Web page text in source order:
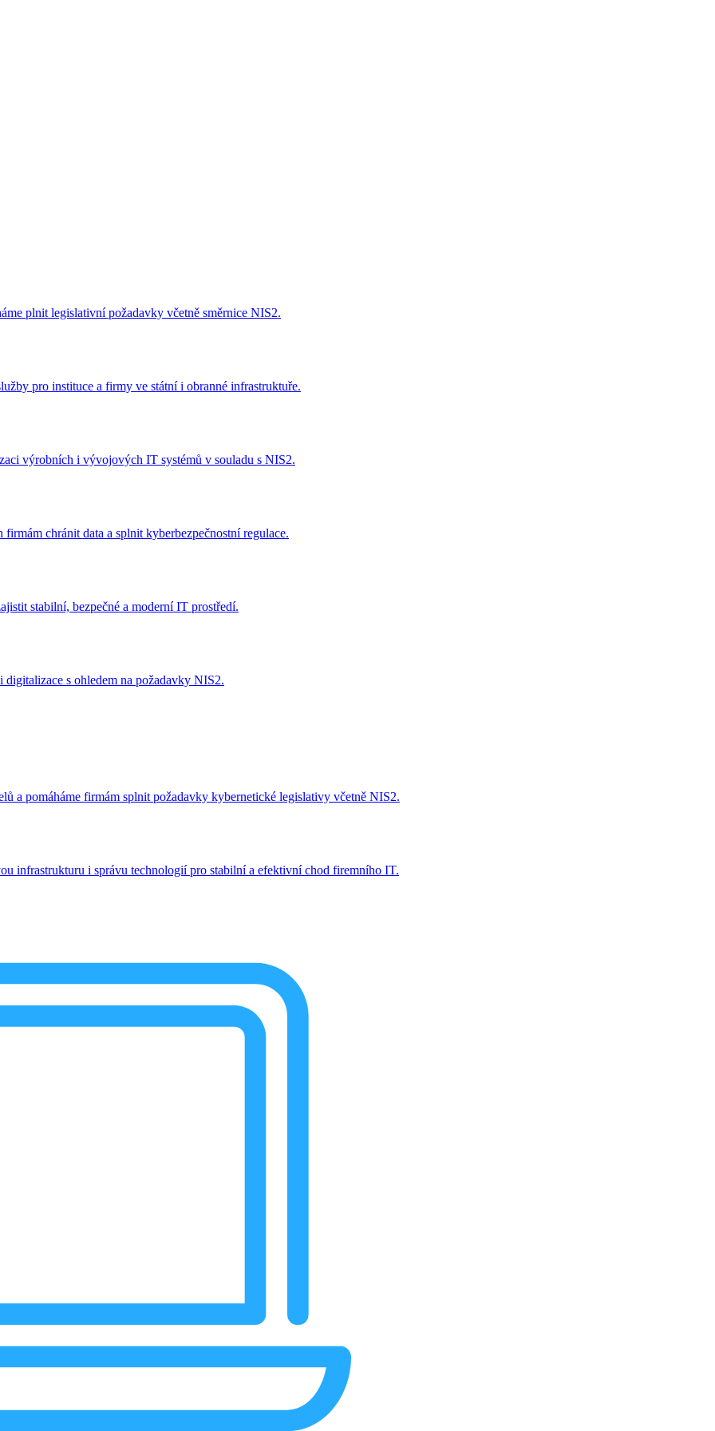
plnit legislativní požadavky včetně směrnice NIS2.
pro instituce a firmy ve státní i obranné infrastruktuře.
výrobních i vývojových IT systémů v souladu s NIS2.
chránit data a splnit kyberbezpečnostní regulace.
stabilní, bezpečné a moderní IT prostředí.
s ohledem na požadavky NIS2.
a pomáháme firmám splnit požadavky kybernetické legislativy včetně NIS2.
infrastrukturu i správu technologií pro stabilní a efektivní chod firemního IT.